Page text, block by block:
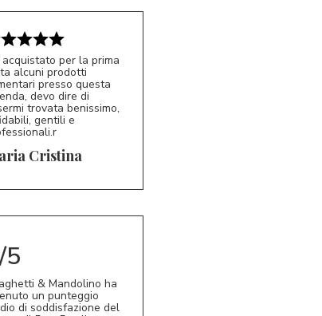
5/5
acquistato per la prima
alcuni prodotti
presso questa
devo dire di
trovata benissimo,
gentili e
Cristina
5
& Mandolino ha
un punteggio
di soddisfazione del